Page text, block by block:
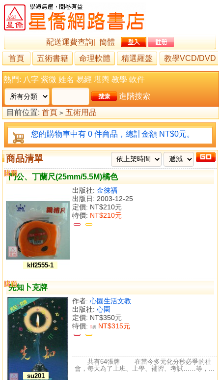
配送運費查詢
簡體
首頁
五術書籍 命理軟體 精選羅盤 教學VCD/DVD
熱門: 八字 紫微 姓名 易經 堪輿 教學 軟件
進階搜索
目前位置: 首頁 > 五術用品
您的購物車中有 0 件商品，總計金額 NT$0元。
商品清單
門公、丁蘭尺(25mm/5.5M)橘色
klf2555-1
出版社: 金徠福
出版日: 2003-12-25
定價: NT$210元
特價: NT$210元
購買
比較
先知卜克牌
su201
作者: 心園生活文教
出版社: 心園
定價: NT$350元
特價: 9折 NT$315元
購買
比較
共有64張牌 在當今多元化分秒必爭的社
會，每天為了上班、上學、補習、考試……等，...